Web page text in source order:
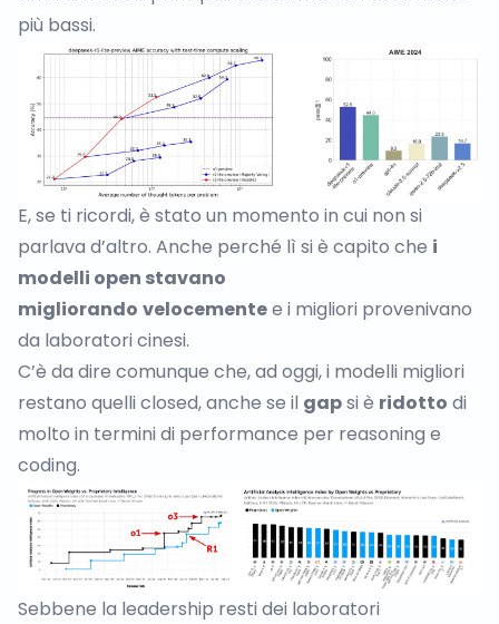
più bassi.
E, se ti ricordi, è stato un momento in cui non si
parlava d’altro. Anche perché lì si è capito che i
modelli open stavano
migliorando velocementee i migliori provenivano
da laboratori cinesi.
C’è da dire comunque che, ad oggi, i modelli migliori
restano quelli closed, anche se il gapsi è ridotto di
molto in termini di performance per reasoning e
coding.
Sebbene la leadership resti dei laboratori